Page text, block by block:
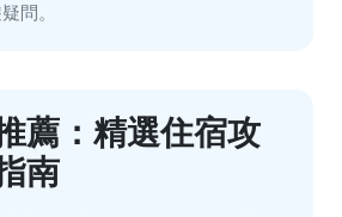
問。
薦：精選住宿攻
南